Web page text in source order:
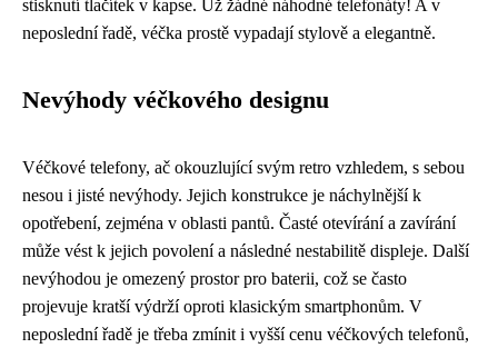
stisknutí tlačítek v kapse. Už žádné náhodné telefonáty! A v
neposlední řadě, véčka prostě vypadají stylově a elegantně.
Nevýhody véčkového designu
Véčkové telefony, ač okouzlující svým retro vzhledem, s sebou
nesou i jisté nevýhody. Jejich konstrukce je náchylnější k
opotřebení, zejména v oblasti pantů. Časté otevírání a zavírání
může vést k jejich povolení a následné nestabilitě displeje. Další
nevýhodou je omezený prostor pro baterii, což se často
projevuje kratší výdrží oproti klasickým smartphonům. V
neposlední řadě je třeba zmínit i vyšší cenu véčkových telefonů,